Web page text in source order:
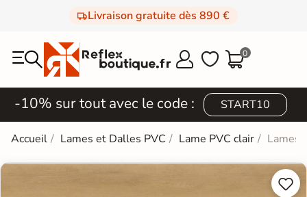
Livraison gratuite dès 890 €
  0
-10% sur tout avec le code : START10
Accueil Lames et Dalles PVC Lame PVC clair Lames

